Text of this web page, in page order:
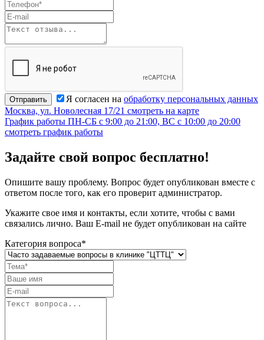
Отправить Я согласен на обработку персональных данных
Москва, ул. Новолесная 17/21 смотреть на карте
График работы ПН-СБ с 9:00 до 21:00, ВС с 10:00 до 20:00
смотреть график работы
Задайте свой вопрос бесплатно!
Опишите вашу проблему. Вопрос будет опубликован вместе с
ответом после того, как его проверит администратор.
Укажите свое имя и контакты, если хотите, чтобы с вами
связались лично. Ваш E-mail не будет опубликован на сайте
Категория вопроса*